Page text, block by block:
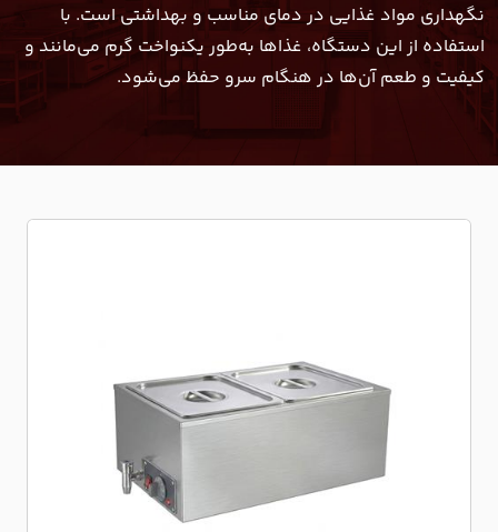
نگهداری مواد غذایی در دمای مناسب و بهداشتی است. با
استفاده از این دستگاه، غذاها به‌طور یکنواخت گرم می‌مانند و
کیفیت و طعم آن‌ها در هنگام سرو حفظ می‌شود.